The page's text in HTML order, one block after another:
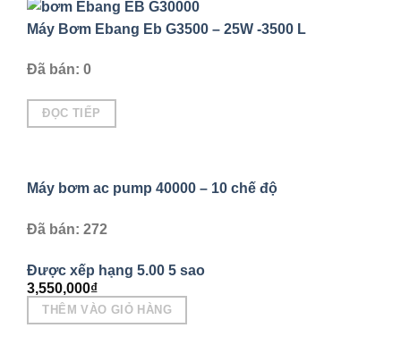
Máy Bơm Ebang Eb G3500 – 25W -3500 L
Đã bán: 0
ĐỌC TIẾP
Máy bơm ac pump 40000 – 10 chế độ
Đã bán: 272
Được xếp hạng 5.00 5 sao
3,550,000₫
THÊM VÀO GIỎ HÀNG